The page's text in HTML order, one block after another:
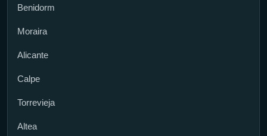
Benidorm
Moraira
Alicante
Calpe
Torrevieja
Altea